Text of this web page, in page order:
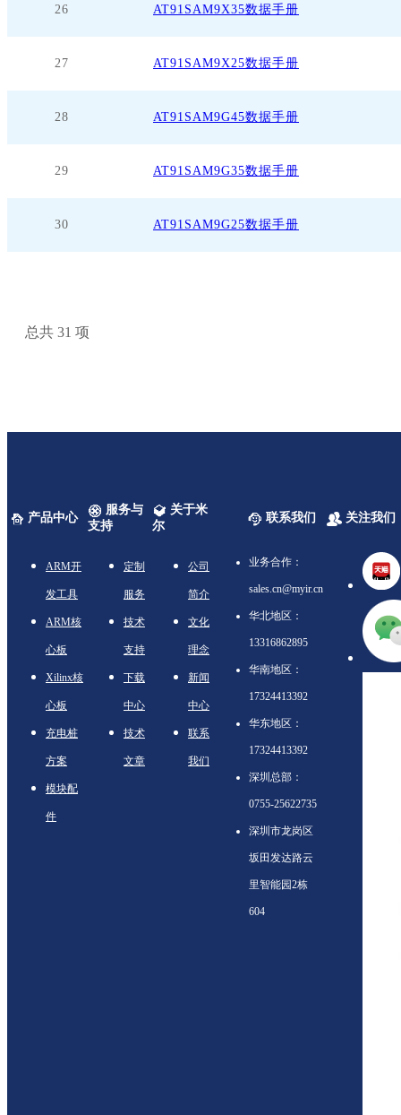
26 AT91SAM9X35数据手册
27 AT91SAM9X25数据手册
28 AT91SAM9G45数据手册
29 AT91SAM9G35数据手册
30 AT91SAM9G25数据手册
总共 31 项
产品中心
服务与
支持
关于米
尔
联系我们 关注我们
ARM开
发工具
ARM核
心板
Xilinx核
心板
充电桩
方案
模块配
件
定制
服务
技术
支持
下载
中心
技术
文章
公司
简介
文化
理念
新闻
中心
联系
我们
业务合作：
sales.cn@myir.cn
华北地区：
13316862895
华南地区：
17324413392
华东地区：
17324413392
深圳总部：
0755-25622735
深圳市龙岗区
坂田发达路云
里智能园2栋
604